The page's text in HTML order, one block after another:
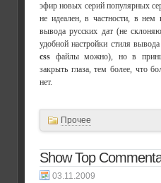
эфир новых серий популярных
не идеален, в частности, в нем
вывода русских дат (не
удобной настройки стиля
css файлы можно), но в
закрыть глаза, тем более, что
нет.
Прочее
Show Top
03.11.2009